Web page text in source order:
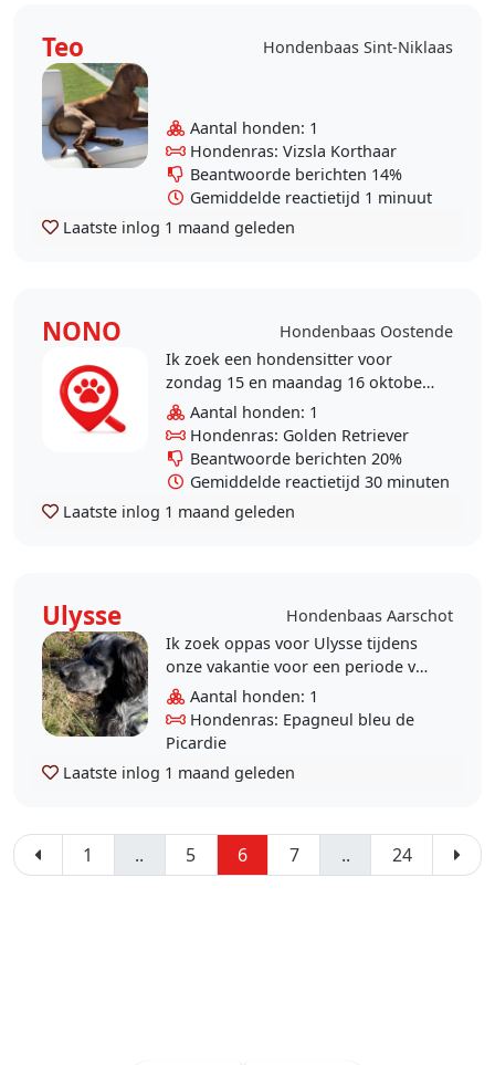
Teo Hondenbaas Sint-Niklaas
Aantal honden: 1
Hondenras: Vizsla Korthaar
Beantwoorde berichten 14%
Gemiddelde reactietijd 1 minuut
Laatste inlog 1 maand geleden
NONO
Hondenbaas Oostende
Ik zoek een hondensitter voor
zondag 15 en maandag 16 oktober
om met Nono een wandeling te
maken in de voormiddag en de
namiddag en hem eten te..
Aantal honden: 1
Hondenras: Golden Retriever
Beantwoorde berichten 20%
Gemiddelde reactietijd 30 minuten
Laatste inlog 1 maand geleden
Ulysse
Hondenbaas Aarschot
Ik zoek oppas voor Ulysse tijdens
onze vakantie voor een periode van
8 of 9 nachten. Ulysse is 5 jaar en
heeft een rustig en stabiel karakter.
Hij..
Aantal honden: 1
Hondenras: Epagneul bleu de
Picardie
Laatste inlog 1 maand geleden
1 .. 5 6 7 .. 24